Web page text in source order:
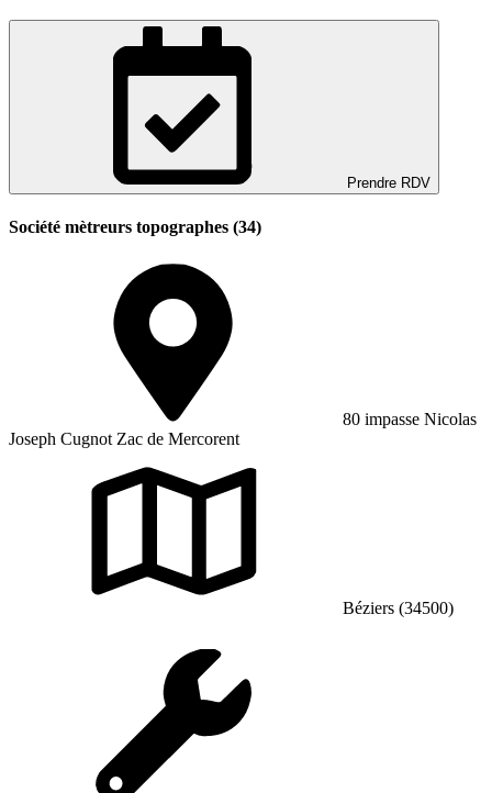
Prendre RDV
Société mètreurs topographes (34)
80 impasse Nicolas
Joseph Cugnot Zac de Mercorent
Béziers (34500)